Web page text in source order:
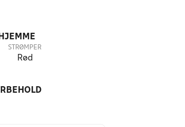
STRØMPER
Rød